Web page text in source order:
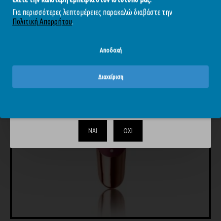
Για περισσότερες λεπτομέρειες παρακαλώ διαβάστε την
Πολιτική Απορρήτου.
Αποδοχή
Διαχείριση
Το περιεχόμενο του απευθύνεται αυστηρά και μόνο σε
ΝΑΙ ΟΧΙ